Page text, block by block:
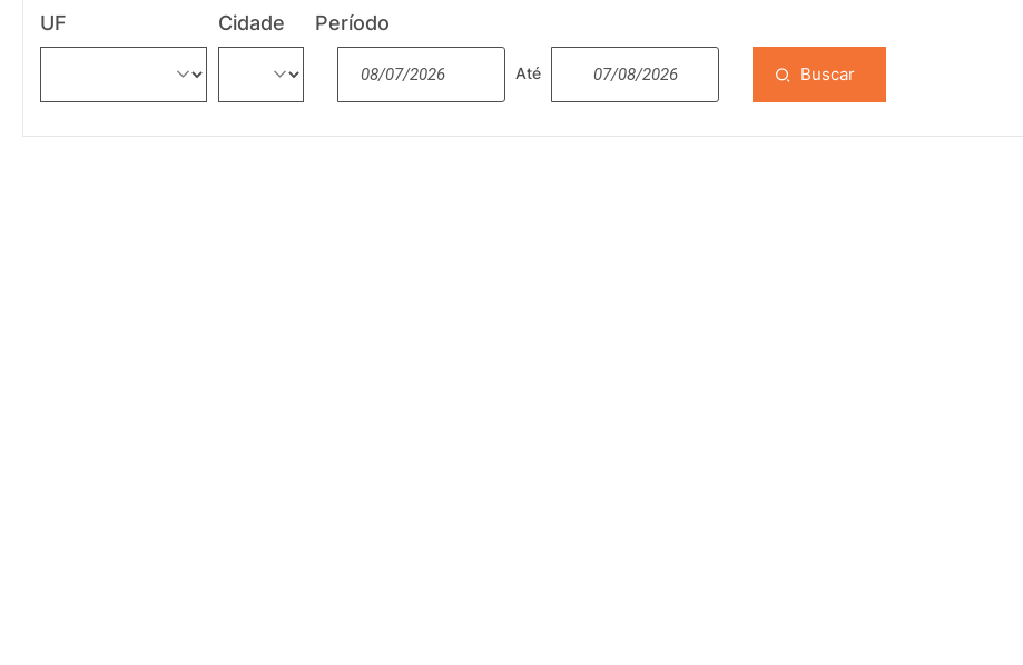
UF Cidade Período
Até Buscar